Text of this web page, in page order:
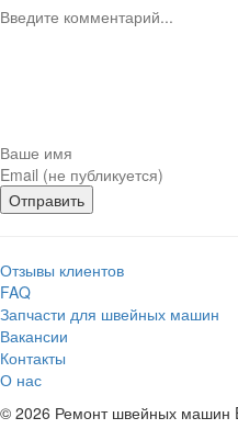
Отправить
Отзывы клиентов
FAQ
Запчасти для швейных машин
Вакансии
Контакты
О нас
© 2026 Ремонт швейных машин